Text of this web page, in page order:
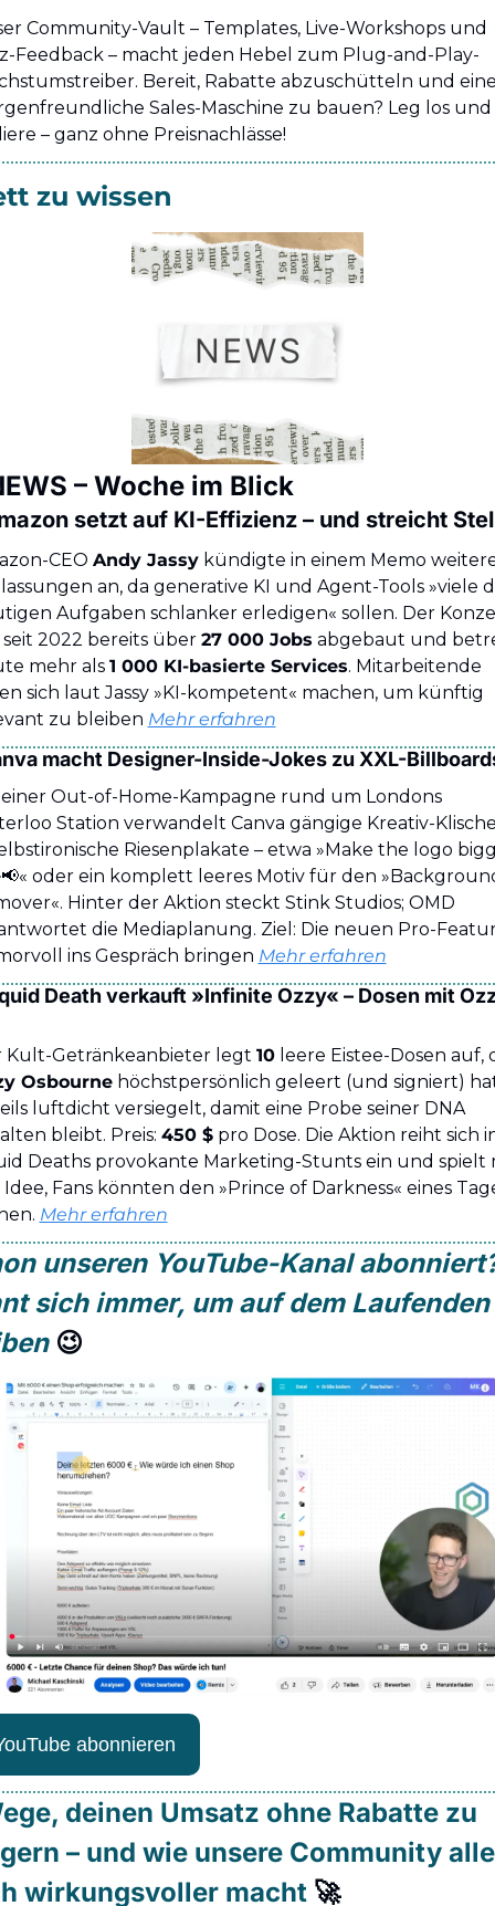
Community-Vault – Templates, Live-Workshops und
Feedback – macht jeden Hebel zum Plug-and-Play-
Bereit, Rabatte abzuschütteln und
Sales-Maschine zu bauen? Leg los und
– ganz ohne Preisnachlässe!
zu wissen
– Woche im Blick
setzt auf KI-Effizienz – und streicht
CEO Andy Jassy kündigte in einem Memo
an, da generative KI und Agent-Tools »viele
Aufgaben schlanker erledigen« sollen. Der
2022 bereits über 27 000 Jobs abgebaut und
mehr als 1 000 KI-basierte Services. Mitarbeitende
sich laut Jassy »KI-kompetent« machen, um künftig
zu bleiben Mehr erfahren
macht Designer-Inside-Jokes zu XXL-
Out-of-Home-Kampagne rund um Londons
Station verwandelt Canva gängige Kreativ-
📢« oder ein komplett leeres Motiv für den
Hinter der Aktion steckt Stink Studios; OMD
die Mediaplanung. Ziel: Die neuen Pro-
ins Gespräch bringen Mehr erfahren
Death verkauft »Infinite Ozzy« – Dosen mit
Kult-Getränkeanbieter legt 10
Osbourne höchstpersönlich geleert (und signiert)
luftdicht versiegelt, damit eine Probe seiner DNA
bleibt. Preis: 450 $ pro Dose. Die Aktion reiht sich
Deaths provokante Marketing-Stunts ein und spielt
Fans könnten den »Prince of Darkness« eines
Mehr erfahren
unseren YouTube-Kanal
sich immer, um auf dem
😉
abonnieren
deinen Umsatz ohne Rabatte zu
– und wie unsere Community
wirkungsvoller macht 🚀